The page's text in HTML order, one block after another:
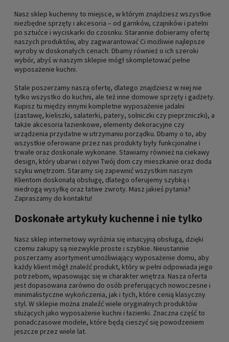
Nasz sklep kuchenny to miejsce, w którym znajdziesz wszystkie
niezbędne sprzęty i akcesoria – od garnków, czajników i patelni
po sztućce i wyciskarki do czosnku. Starannie dobieramy ofertę
naszych produktów, aby zagwarantować Ci możliwie najlepsze
wyroby w doskonałych cenach. Dbamy również o ich szeroki
wybór, abyś w naszym sklepie mógł skompletować pełne
wyposażenie kuchni.
Stale poszerzamy naszą ofertę, dlatego znajdziesz w niej nie
tylko wszystko do kuchni, ale też inne domowe sprzęty i gadżety.
Kupisz tu między innymi kompletne wyposażenie jadalni
(zastawę, kieliszki, salaterki, patery, solniczki czy pieprzniczki), a
także akcesoria łazienkowe, elementy dekoracyjne czy
urządzenia przydatne w utrzymaniu porządku. Dbamy o to, aby
wszystkie oferowane przez nas produkty były funkcjonalne i
trwałe oraz doskonale wykonane. Stawiamy również na ciekawy
design, który ubarwi i ożywi Twój dom czy mieszkanie oraz doda
szyku wnętrzom. Staramy się zapewnić wszystkim naszym
Klientom doskonałą obsługę, dlatego oferujemy szybką i
niedrogą wysyłkę oraz łatwe zwroty. Masz jakieś pytania?
Zapraszamy do kontaktu!
Doskonałe artykuły kuchenne i nie tylko
Nasz sklep internetowy wyróżnia się intuicyjną obsługą, dzięki
czemu zakupy są niezwykle proste i szybkie. Nieustannie
poszerzamy asortyment umożliwiający wyposażenie domu, aby
każdy klient mógł znaleźć produkt, który w pełni odpowiada jego
potrzebom, wpasowując się w charakter wnętrza. Nasza oferta
jest dopasowana zarówno do osób preferujących nowoczesne i
minimalistyczne wykończenia, jak i tych, które cenią klasyczny
styl. W sklepie można znaleźć wiele oryginalnych produktów
służących jako wyposażenie kuchni i łazienki. Znaczna część to
ponadczasowe modele, które będą cieszyć się powodzeniem
jeszcze przez wiele lat.